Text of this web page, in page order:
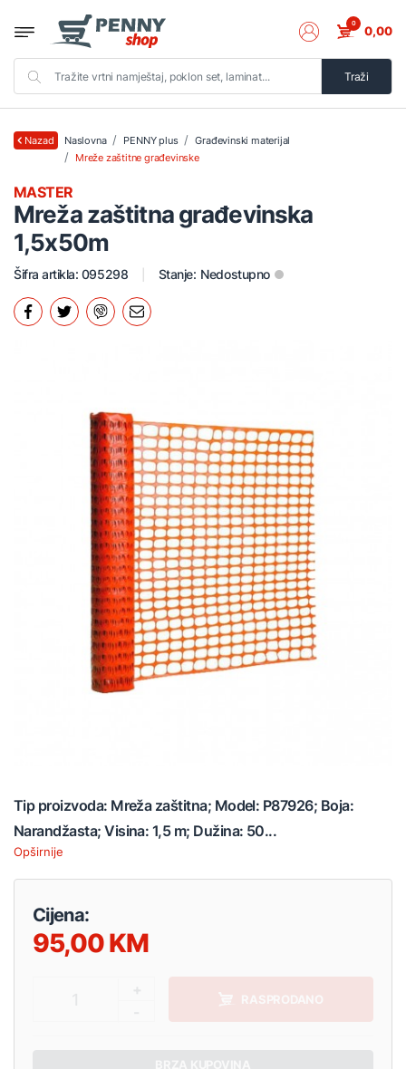
Traži
0 0,00
Nazad Naslovna PENNY plus
Građevinski materijal
Mreže zaštitne građevinske
Mreža zaštitna građevinska
1,5x50m
MASTER
Šifra artikla: 095298 Stanje: Nedostupno
Tip proizvoda: Mreža zaštitna; Model: P87926; Boja:
Narandžasta; Visina: 1,5 m; Dužina: 50...
Opširnije
Cijena:
95,00
RASPRODANO